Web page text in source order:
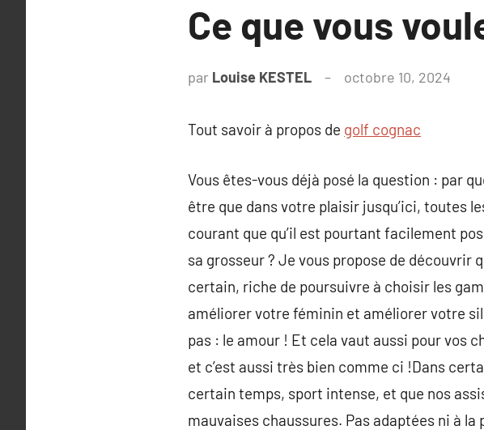
Ce que vous
par Louise KESTEL octobre 10, 2024
Tout savoir à propos de golf cognac
Vous êtes-vous déjà posé la question : par
être que dans votre plaisir jusqu’ici, toutes
courant que qu’il est pourtant facilement
sa grosseur ? Je vous propose de
certain, riche de poursuivre à choisir les
améliorer votre féminin et améliorer votre
pas : le amour ! Et cela vaut aussi pour vos
et c’est aussi très bien comme ci !Dans
certain temps, sport intense, et que nos
mauvaises chaussures. Pas adaptées ni à